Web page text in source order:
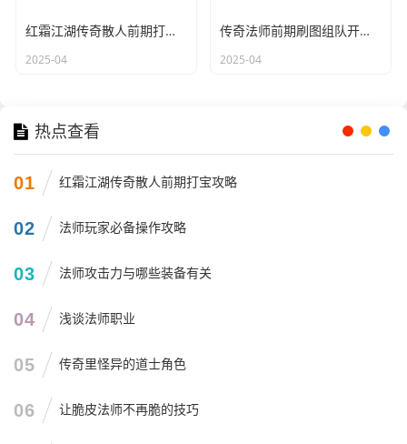
红霜江湖传奇散人前期打宝攻略
2025-04
传奇法师前期刷图组队开黑技巧
2025-04
热点查看
01 红霜江湖传奇散人前期打宝攻略
02 法师玩家必备操作攻略
03 法师攻击力与哪些装备有关
04 浅谈法师职业
05 传奇里怪异的道士角色
06 让脆皮法师不再脆的技巧